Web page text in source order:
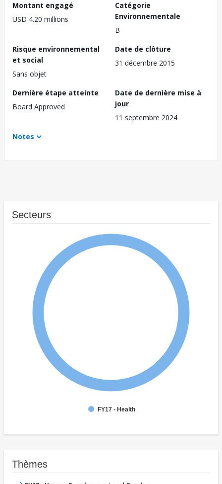
Montant engagé
USD 4.20 millions
Catégorie
Environnementale
B
Risque environnemental
et social
Sans objet
Date de clôture
31 décembre 2015
Dernière étape atteinte
Board Approved
Date de dernière mise à
jour
11 septembre 2024
Notes
Secteurs
FY17 - Health
Thèmes